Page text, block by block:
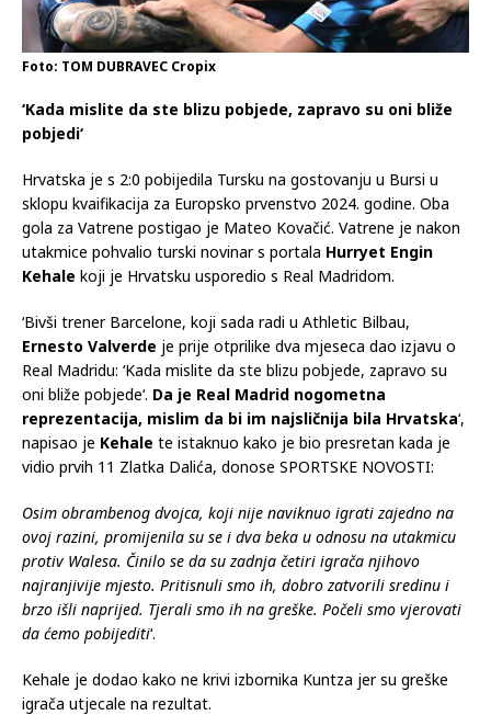
Foto: TOM DUBRAVEC Cropix
‘Kada mislite da ste blizu pobjede, zapravo su oni bliže
pobjedi‘
Hrvatska je s 2:0 pobijedila Tursku na gostovanju u Bursi u
sklopu kvaifikacija za Europsko prvenstvo 2024. godine. Oba
gola za Vatrene postigao je Mateo Kovačić. Vatrene je nakon
utakmice pohvalio turski novinar s portala Hurryet Engin
Kehale koji je Hrvatsku usporedio s Real Madridom.
‘Bivši trener Barcelone, koji sada radi u Athletic Bilbau,
Ernesto Valverde je prije otprilike dva mjeseca dao izjavu o
Real Madridu: ‘Kada mislite da ste blizu pobjede, zapravo su
oni bliže pobjede‘. Da je Real Madrid nogometna
reprezentacija, mislim da bi im najsličnija bila Hrvatska‘,
napisao je Kehale te istaknuo kako je bio presretan kada je
vidio prvih 11 Zlatka Dalića, donose SPORTSKE NOVOSTI:
Osim obrambenog dvojca, koji nije naviknuo igrati zajedno na
ovoj razini, promijenila su se i dva beka u odnosu na utakmicu
protiv Walesa. Činilo se da su zadnja četiri igrača njihovo
najranjivije mjesto. Pritisnuli smo ih, dobro zatvorili sredinu i
brzo išli naprijed. Tjerali smo ih na greške. Počeli smo vjerovati
da ćemo pobijediti‘.
Kehale je dodao kako ne krivi izbornika Kuntza jer su greške
igrača utjecale na rezultat.